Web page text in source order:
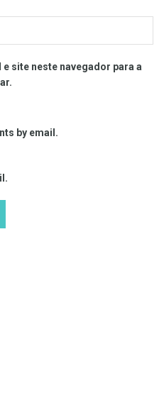
site neste navegador para a
by email.